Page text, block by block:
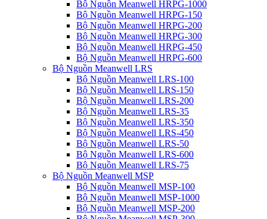
Bộ Nguồn Meanwell HRPG-1000
Bộ Nguồn Meanwell HRPG-150
Bộ Nguồn Meanwell HRPG-200
Bộ Nguồn Meanwell HRPG-300
Bộ Nguồn Meanwell HRPG-450
Bộ Nguồn Meanwell HRPG-600
Bộ Nguồn Meanwell LRS
Bộ Nguồn Meanwell LRS-100
Bộ Nguồn Meanwell LRS-150
Bộ Nguồn Meanwell LRS-200
Bộ Nguồn Meanwell LRS-35
Bộ Nguồn Meanwell LRS-350
Bộ Nguồn Meanwell LRS-450
Bộ Nguồn Meanwell LRS-50
Bộ Nguồn Meanwell LRS-600
Bộ Nguồn Meanwell LRS-75
Bộ Nguồn Meanwell MSP
Bộ Nguồn Meanwell MSP-100
Bộ Nguồn Meanwell MSP-1000
Bộ Nguồn Meanwell MSP-200